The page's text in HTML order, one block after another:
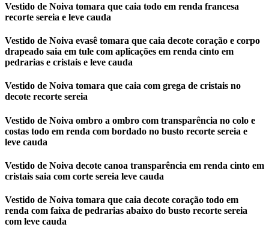
Vestido de Noiva tomara que caia todo em renda francesa
recorte sereia e leve cauda
Vestido de Noiva evasê tomara que caia decote coração e corpo
drapeado saia em tule com aplicações em renda cinto em
pedrarias e cristais e leve cauda
Vestido de Noiva tomara que caia com grega de cristais no
decote recorte sereia
Vestido de Noiva ombro a ombro com transparência no colo e
costas todo em renda com bordado no busto recorte sereia e
leve cauda
Vestido de Noiva decote canoa transparência em renda cinto em
cristais saia com corte sereia leve cauda
Vestido de Noiva tomara que caia decote coração todo em
renda com faixa de pedrarias abaixo do busto recorte sereia
com leve cauda